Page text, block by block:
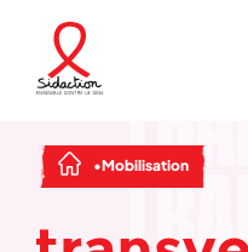
Mobilisation